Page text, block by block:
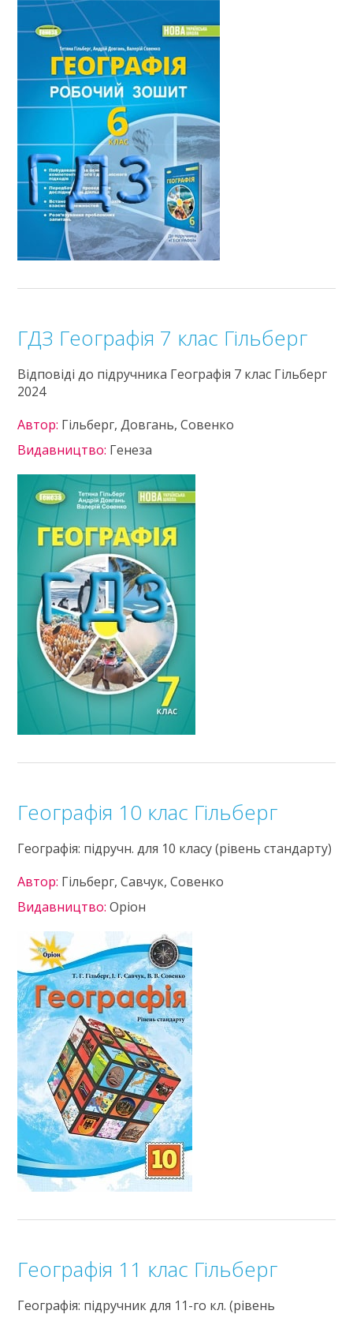
ГДЗ Географія 7 клас Гільберг
Відповіді до підручника Географія 7 клас Гільберг
2024
Автор: Гільберг, Довгань, Совенко
Видавництво: Генеза
Географія 10 клас Гільберг
Географія: підручн. для 10 класу (рівень стандарту)
Автор: Гільберг, Савчук, Совенко
Видавництво:Оріон
Географія 11 клас Гільберг
Географія: підручник для 11-го кл. (рівень